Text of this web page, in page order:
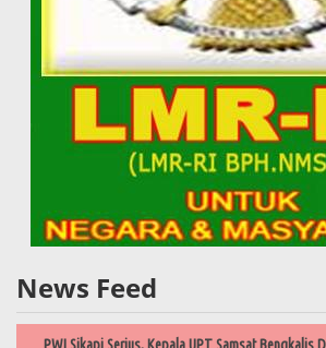
News Feed
PWI Sikapi Serius, Kepala UPT Samsat Bengkalis